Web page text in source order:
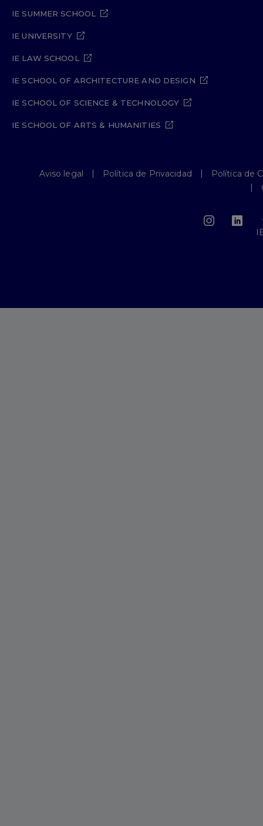
IE SUMMER SCHOOL
IE UNIVERSITY
IE LAW SCHOOL
IE SCHOOL OF ARCHITECTURE AND DESIGN
IE SCHOOL OF SCIENCE & TECHNOLOGY
IE SCHOOL OF ARTS & HUMANITIES
Aviso legal Política de Privacidad
Política de